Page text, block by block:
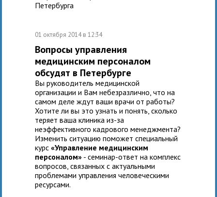
Петербурга
01 октября 2014 в 12:34
Вопросы управления
медицинским персоналом
обсудят в Петербурге
Вы руководитель медицинской
организации и Вам небезразлично, что на
самом деле ждут ваши врачи от работы?
Хотите ли вы это узнать и понять, сколько
теряет ваша клиника из-за
неэффективного кадрового менеджмента?
Изменить ситуацию поможет специальный
курс«Управление медицинским
персоналом» - семинар-ответ на комплекс
вопросов, связанных с актуальными
проблемами управления человеческими
ресурсами.